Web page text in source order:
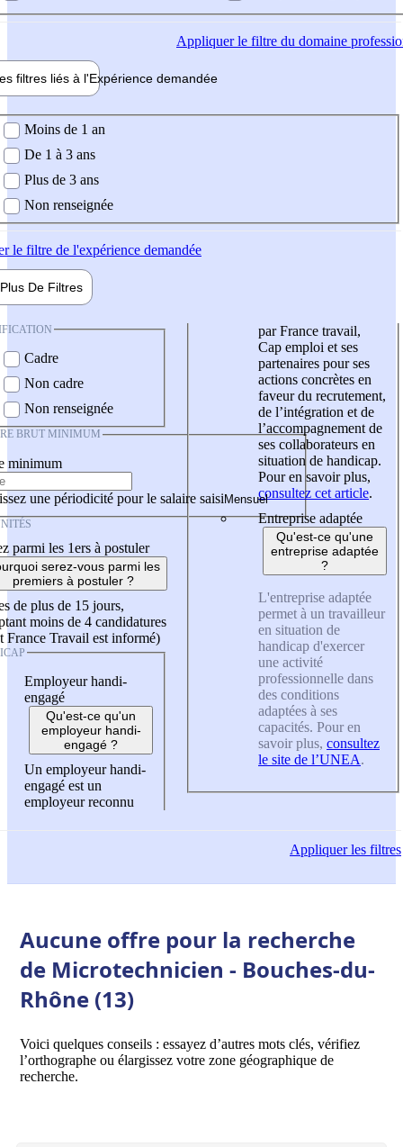
Appliquerle filtre du domaine
filtres liés à l'Expérience demandée
demandée
Moins de 1 an
De 1 à 3 ans
Plus de 3 ans
Non renseignée
le filtre de l'expérience demandée
Plus De Filtres
Cadre
Non cadre
Non renseignée
BRUT MINIMUM
minimum
une périodicité pour le salaire saisi
parmi les 1ers à postuler
serez-vous parmi les
premiers à postuler ?
de plus de 15 jours,
moins de 4 candidatures
France Travail est informé)
Employeur handi-
engagé
Qu'est-ce qu'un
employeur handi-
engagé ?
Un employeur handi-
engagé est un
employeur reconnu
par France travail,
Cap emploi et ses
partenaires pour ses
actions concrètes en
faveur du recrutement,
de l’intégration et de
l’accompagnement de
ses collaborateurs en
situation de handicap.
Pour en savoir plus,
consultez cet article.
Entreprise adaptée
Qu'est-ce qu'une
entreprise adaptée
?
L'entreprise adaptée
permet à un travailleur
en situation de
handicap d'exercer
une activité
professionnelle dans
des conditions
adaptées à ses
capacités. Pour en
savoir plus, consultez
le site de l’UNEA.
Appliquerles filtres
Aucune offre pour la recherche
de Microtechnicien - Bouches-du-
Rhône (13)
Voici quelques conseils : essayez d’autres mots clés, vérifiez
l’orthographe ou élargissez votre zone géographique de
recherche.